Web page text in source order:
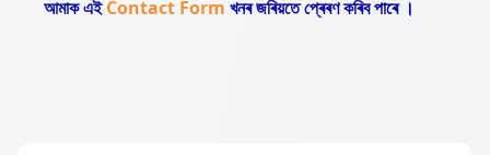
আমাক এইContact Form খনৰ জৰিয়তে প্ৰেৰণ কৰিব পাৰে ।